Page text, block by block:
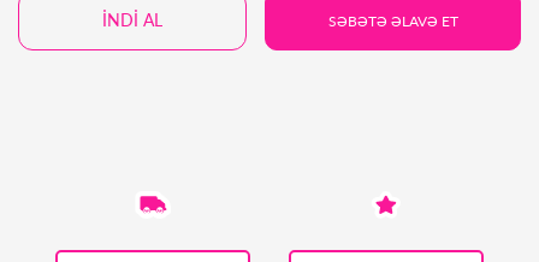
İNDİ AL SƏBƏTƏ ƏLAVƏ ET